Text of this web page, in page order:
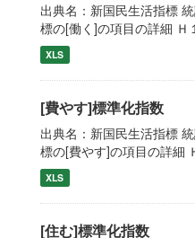
出典名：新国民生活指標
標の[働く]の項目の詳細 Ｈ
XLS
[費やす]標準化指数
出典名：新国民生活指標
標の[費やす]の項目の詳細
XLS
[住む]標準化指数